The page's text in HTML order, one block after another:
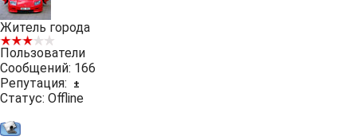
Житель города
Пользователи
Сообщений: 166
Репутация:
±
Статус: Offline